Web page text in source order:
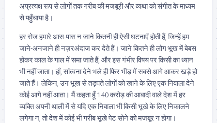
अप्रत्यक्ष रूप से लोगों तक गरीब की मजबूरी और व्यथा को संगीत के माध्यम
से पहुँचाया है।
हर रोज हमारे आस-पास न जाने कितनी ही ऐसी घटनाएँ होती हैं, जिन्हें हम
जाने-अनजाने ही नज़रअंदाज कर देते हैं। जाने कितने ही लोग भूख में बेबस
होकर काल के गाल में समा जाते हैं, और इस गंभीर विषय पर किसी का ध्यान
भी नहीं जाता। हाँ, सांत्वना देने भले ही फिर भीड़ में सबसे आगे आकर खड़े हो
जाते हैं। लेकिन, उन भूख से तड़पते लोगों को खाने के लिए एक निवाला देने
कोई आगे नहीं आता। मैं कहता हूँ 140 करोड़ की आबादी वाले देश में हर
व्यक्ति अपनी थाली में से यदि एक निवाला भी किसी भूखे के लिए निकालने
लगेगा न, तो देश में कोई भी गरीब भूखे पेट सोने को मजबूर न होगा।